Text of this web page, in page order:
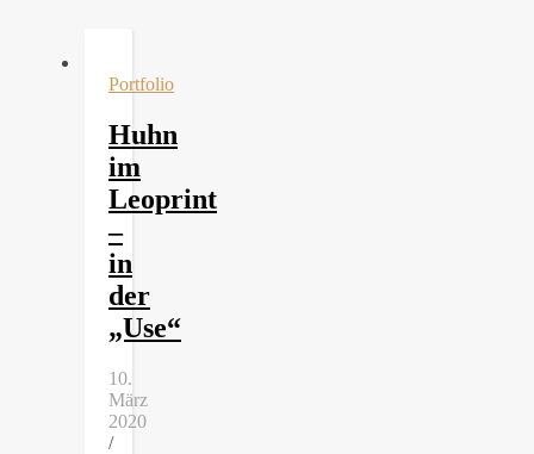
Portfolio
Huhn
im
Leoprint
–
in
der
„Use“
10.
März
2020
/